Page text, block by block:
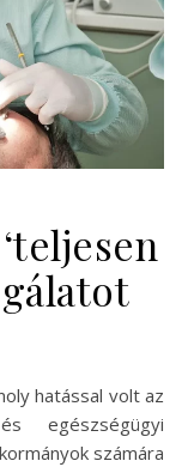
egészségügyi
számára